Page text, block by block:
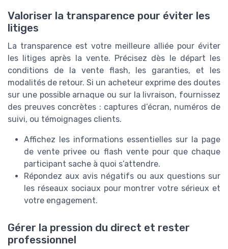
Valoriser la transparence pour éviter les
litiges
La transparence est votre meilleure alliée pour éviter
les litiges après la vente. Précisez dès le départ les
conditions de la vente flash, les garanties, et les
modalités de retour. Si un acheteur exprime des doutes
sur une possible arnaque ou sur la livraison, fournissez
des preuves concrètes : captures d’écran, numéros de
suivi, ou témoignages clients.
Affichez les informations essentielles sur la page
de vente privee ou flash vente pour que chaque
participant sache à quoi s’attendre.
Répondez aux avis négatifs ou aux questions sur
les réseaux sociaux pour montrer votre sérieux et
votre engagement.
Gérer la pression du direct et rester
professionnel